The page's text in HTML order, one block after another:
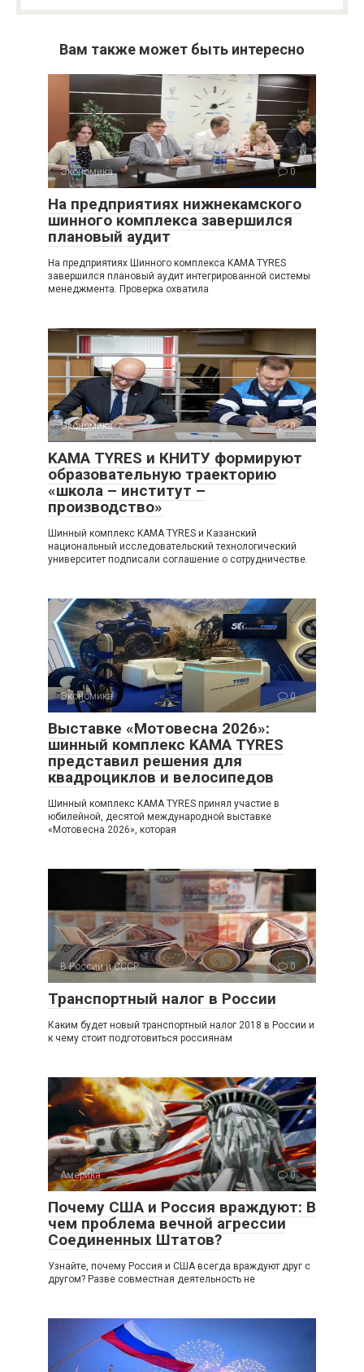
Вам также может быть интересно
Экономика 0
На предприятиях нижнекамского
шинного комплекса завершился
плановый аудит
На предприятиях Шинного комплекса KAMA TYRES
завершился плановый аудит интегрированной системы
менеджмента. Проверка охватила
Экономика 0
KAMA TYRES и КНИТУ формируют
образовательную траекторию
«школа – институт –
производство»
Шинный комплекс KAMA TYRES и Казанский
национальный исследовательский технологический
университет подписали соглашение о сотрудничестве.
Экономика 0
Выставке «Мотовесна 2026»:
шинный комплекс KAMA TYRES
представил решения для
квадроциклов и велосипедов
Шинный комплекс KAMA TYRES принял участие в
юбилейной, десятой международной выставке
«Мотовесна 2026», которая
В России и СССР 0
Транспортный налог в России
Каким будет новый транспортный налог 2018 в России и
к чему стоит подготовиться россиянам
Америка 0
Почему США и Россия враждуют: В
чем проблема вечной агрессии
Соединенных Штатов?
Узнайте, почему Россия и США всегда враждуют друг с
другом? Разве совместная деятельность не